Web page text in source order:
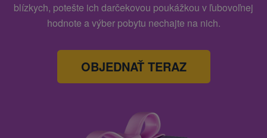
blízkych, potešte ich darčekovou poukážkou v ľubovoľnej
hodnote a výber pobytu nechajte na nich.
OBJEDNAŤ TERAZ